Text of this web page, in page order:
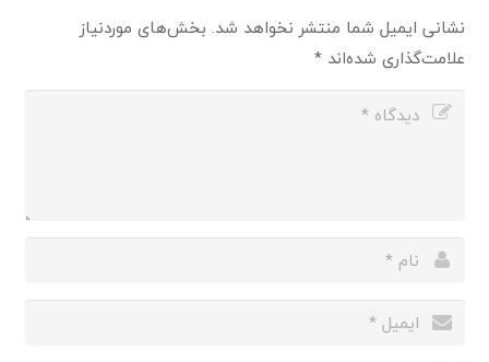
نشانی ایمیل شما منتشر نخواهد شد. بخش‌های موردنیاز
علامت‌گذاری شده‌اند*